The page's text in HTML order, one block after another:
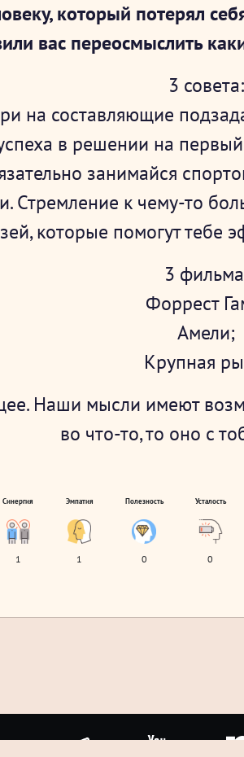
который потерял
вас переосмыслить
3 совета:
на составляющие
в решении на
занимайся
Стремление к чему-то
которые помогут тебе
3
Форрест
Амели;
Крупная
Наши мысли имеют
во что-то, то оно с
Синергия
1
Эмпатия
1
Полезность
0
Усталость
0